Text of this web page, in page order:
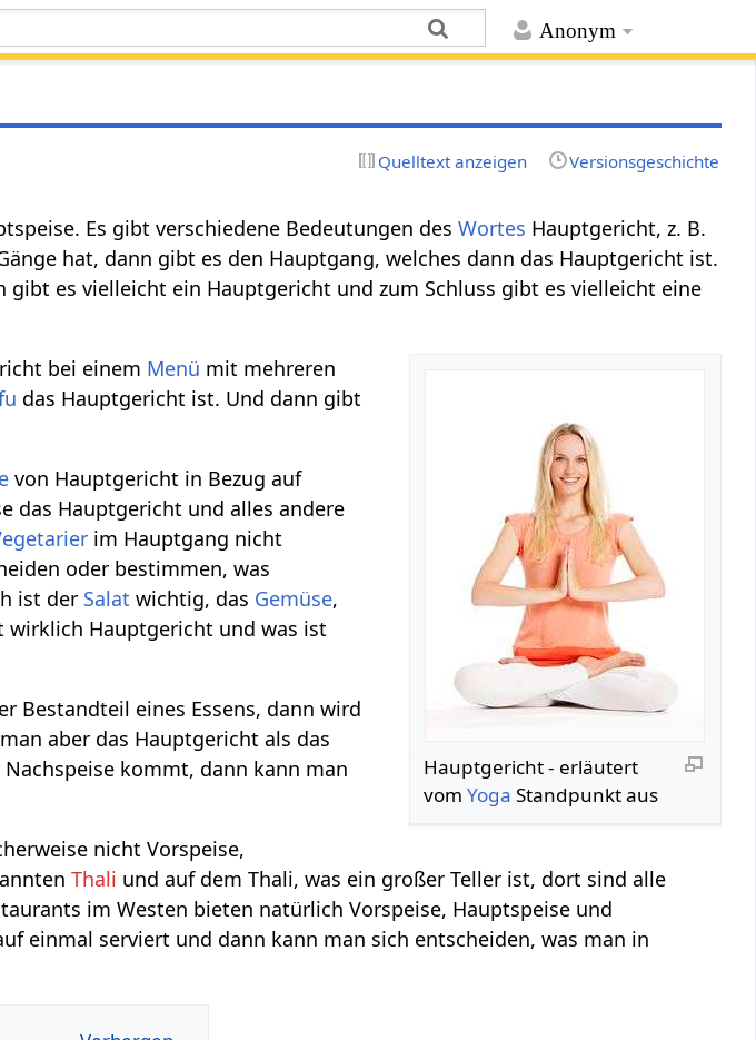
Anonym
Quelltext anzeigen Versionsgeschichte
Es gibt verschiedene Bedeutungen desWortes Hauptgericht, z. B.
hat, dann gibt es den Hauptgang, welches dann das Hauptgericht ist.
gibt es vielleicht ein Hauptgericht und zum Schluss gibt es vielleicht eine
Hauptgericht‏‎ - erläutert
vomYoga Standpunkt aus
bei einem Menü mit mehreren
das Hauptgericht ist. Und dann gibt
von Hauptgericht in Bezug auf
das Hauptgericht und alles andere
im Hauptgang nicht
oder bestimmen, was
ist der Salat wichtig, das Gemüse,
wirklich Hauptgericht und was ist
Bestandteil eines Essens, dann wird
aber das Hauptgericht als das
kommt, dann kann man
nicht Vorspeise,
Thali und auf dem Thali, was ein großer Teller ist, dort sind alle
im Westen bieten natürlich Vorspeise, Hauptspeise und
einmal serviert und dann kann man sich entscheiden, was man in